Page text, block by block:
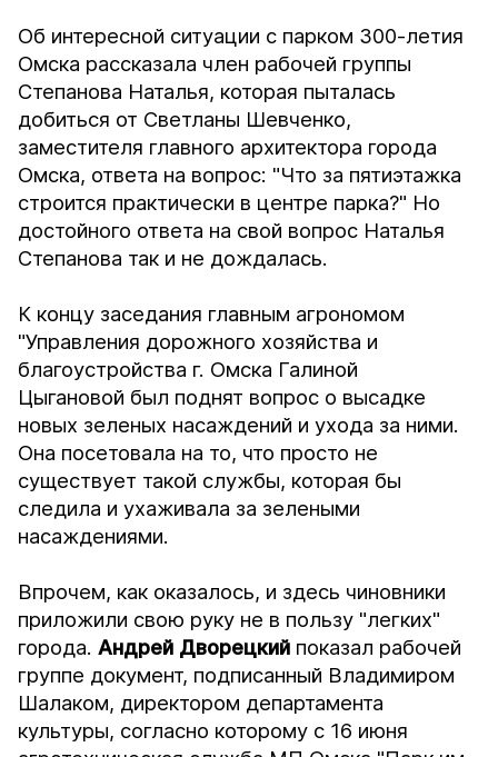
Об интересной ситуации с парком 300-летия
Омска рассказала член рабочей группы
Степанова Наталья, которая пыталась
добиться от Светланы Шевченко,
заместителя главного архитектора города
Омска, ответа на вопрос: "Что за пятиэтажка
строится практически в центре парка?" Но
достойного ответа на свой вопрос Наталья
Степанова так и не дождалась.
К концу заседания главным агрономом
"Управления дорожного хозяйства и
благоустройства г. Омска Галиной
Цыгановой был поднят вопрос о высадке
новых зеленых насаждений и ухода за ними.
Она посетовала на то, что просто не
существует такой службы, которая бы
следила и ухаживала за зелеными
насаждениями.
Впрочем, как оказалось, и здесь чиновники
приложили свою руку не в пользу "легких"
города.Андрей Дворецкий показал рабочей
группе документ, подписанный Владимиром
Шалаком, директором департамента
культуры, согласно которому с 16 июня